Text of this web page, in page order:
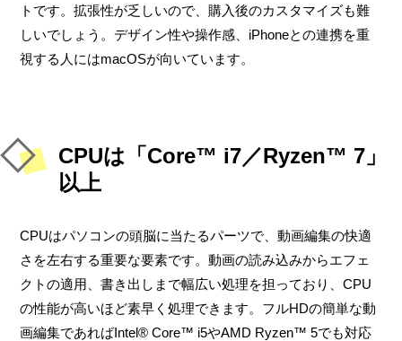
トです。拡張性が乏しいので、購入後のカスタマイズも難
しいでしょう。デザイン性や操作感、iPhoneとの連携を重
視する人にはmacOSが向いています。
CPUは「Core™ i7／Ryzen™ 7」
以上
CPUはパソコンの頭脳に当たるパーツで、動画編集の快適
さを左右する重要な要素です。動画の読み込みからエフェ
クトの適用、書き出しまで幅広い処理を担っており、CPU
の性能が高いほど素早く処理できます。フルHDの簡単な動
画編集であればIntel® Core™ i5やAMD Ryzen™ 5でも対応